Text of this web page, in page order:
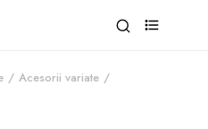
Acesorii variate